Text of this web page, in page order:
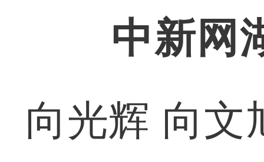
中新网
向光辉 向文